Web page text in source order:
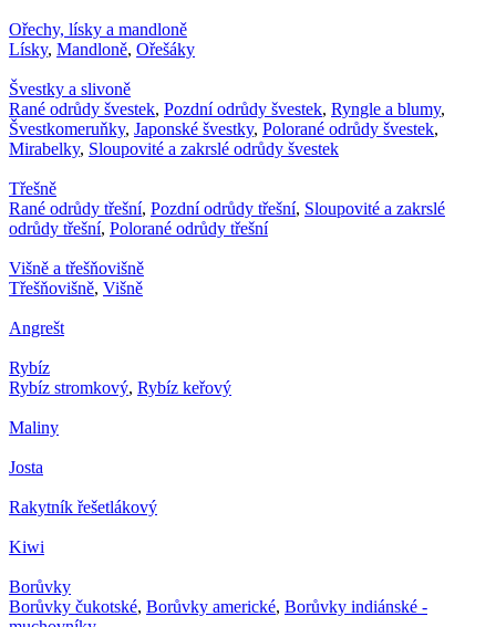
Ořechy, lísky a mandloně
Lísky, Mandloně, Ořešáky
Švestky a slivoně
Rané odrůdy švestek, Pozdní odrůdy švestek, Ryngle a blumy,
Švestkomeruňky, Japonské švestky, Polorané odrůdy švestek,
Mirabelky, Sloupovité a zakrslé odrůdy švestek
Třešně
Rané odrůdy třešní, Pozdní odrůdy třešní, Sloupovité a zakrslé
odrůdy třešní, Polorané odrůdy třešní
Višně a třešňovišně
Třešňovišně, Višně
Angrešt
Rybíz
Rybíz stromkový, Rybíz keřový
Maliny
Josta
Rakytník řešetlákový
Kiwi
Borůvky
Borůvky čukotské, Borůvky americké, Borůvky indiánské -